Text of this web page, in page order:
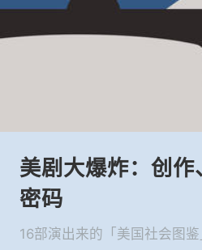
美剧大爆炸：创
密码
16部演出来的「美国社会图鉴